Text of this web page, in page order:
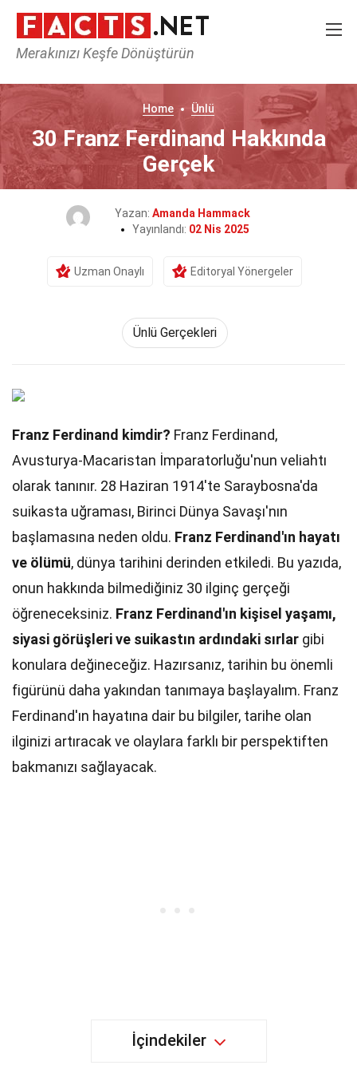
Merakınızı Keşfe Dönüştürün
Home Ünlü
30 Franz Ferdinand Hakkında
Gerçek
Yazan: Amanda Hammack
Yayınlandı: 02 Nis 2025
Uzman Onaylı Editoryal Yönergeler
Ünlü Gerçekleri
Franz Ferdinand kimdir? Franz Ferdinand,
Avusturya-Macaristan İmparatorluğu'nun veliahtı
olarak tanınır. 28 Haziran 1914'te Saraybosna'da
suikasta uğraması, Birinci Dünya Savaşı'nın
başlamasına neden oldu. Franz Ferdinand'ın hayatı
ve ölümü, dünya tarihini derinden etkiledi. Bu yazıda,
onun hakkında bilmediğiniz 30 ilginç gerçeği
öğreneceksiniz. Franz Ferdinand'ın kişisel yaşamı,
siyasi görüşleri ve suikastın ardındaki sırlar gibi
konulara değineceğiz. Hazırsanız, tarihin bu önemli
figürünü daha yakından tanımaya başlayalım. Franz
Ferdinand'ın hayatına dair bu bilgiler, tarihe olan
ilginizi artıracak ve olaylara farklı bir perspektiften
bakmanızı sağlayacak.
İçindekiler